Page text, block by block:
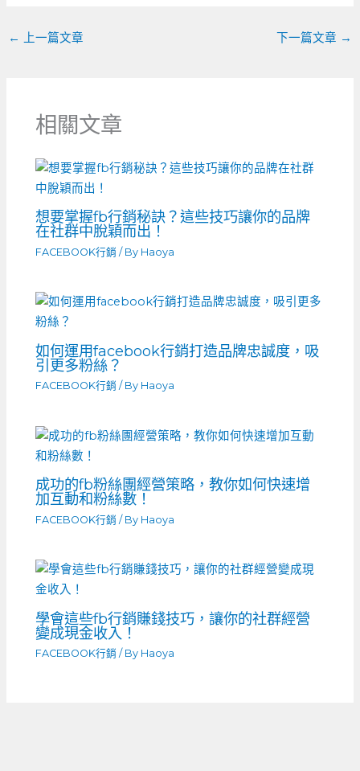
← 上一篇文章 下一篇文章 →
相關文章
想要掌握fb行銷秘訣？這些技巧讓你的品牌
在社群中脫穎而出！
FACEBOOK行銷 / By Haoya
如何運用facebook行銷打造品牌忠誠度，吸
引更多粉絲？
FACEBOOK行銷 / By Haoya
成功的fb粉絲團經營策略，教你如何快速增
加互動和粉絲數！
FACEBOOK行銷 / By Haoya
學會這些fb行銷賺錢技巧，讓你的社群經營
變成現金收入！
FACEBOOK行銷 / By Haoya